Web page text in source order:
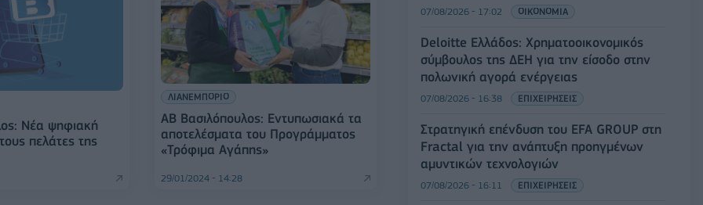
Νέα ψηφιακή
πελάτες της
ΛΙΑΝΕΜΠΟΡΙΟ
ΑΒ Βασιλόπουλος: Εντυπωσιακά τα
αποτελέσματα του Προγράμματος
«Τρόφιμα Αγάπης»
29/01/2024 - 14:28
07/08/2026 - 17:02 ΟΙΚΟΝΟΜΙΑ
Deloitte Ελλάδος: Χρηματοοικονομικός
σύμβουλος της ΔΕΗ για την είσοδο στην
πολωνική αγορά ενέργειας
07/08/2026 - 16:38 ΕΠΙΧΕΙΡΗΣΕΙΣ
Στρατηγική επένδυση του EFA GROUP στη
Fractal για την ανάπτυξη προηγμένων
αμυντικών τεχνολογιών
07/08/2026 - 16:11 ΕΠΙΧΕΙΡΗΣΕΙΣ